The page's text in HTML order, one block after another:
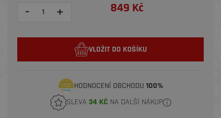
- + 849 Kč
VLOŽIT DO KOŠÍKU
HODNOCENÍ OBCHODU 100%
SLEVA 34 KČ NA DALŠÍ NÁKUP